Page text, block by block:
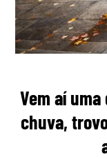
Vem aí
chuva,